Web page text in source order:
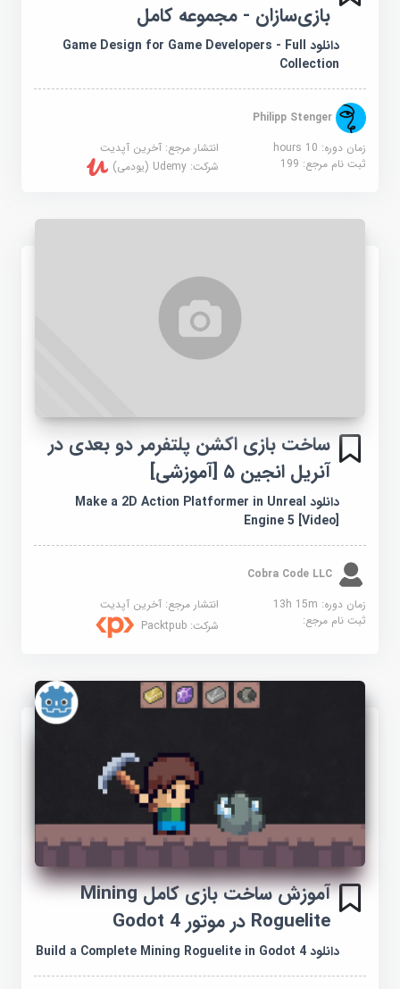
بازی‌سازان - مجموعه کامل
دانلود Game Design for Game Developers - Full
Collection
Philipp Stenger
زمان دوره: 10 hours
انتشار مرجع:آخرین آپدیت
ثبت نام مرجع:199 شرکت:Udemy (یودمی)
ساخت بازی اکشن پلتفرمر دو بعدی در
آنریل انجین ۵ [آموزشی]
دانلود Make a 2D Action Platformer in Unreal
Engine 5 [Video]
Cobra Code LLC
زمان دوره: 13h 15m
انتشار مرجع:آخرین آپدیت
ثبت نام مرجع:
شرکت:Packtpub
آموزش ساخت بازی کامل Mining
Roguelite در موتور Godot 4
دانلود Build a Complete Mining Roguelite in Godot 4